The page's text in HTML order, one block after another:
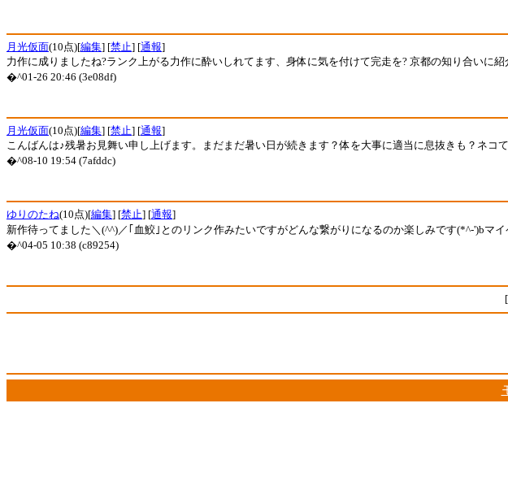
月光仮面(10点)[編集] [禁止] [通報]
力作に成りましたね?ランク上がる力作に酔いしれてます、身体に気を付けて完走を? 京都の知り合いに
�^01-26 20:46 (3e08df)
月光仮面(10点)[編集] [禁止] [通報]
こんばんは♪残暑お見舞い申し上げます。まだまだ暑い日が続きます？体を大事に適当に息抜きも？ネコ
�^08-10 19:54 (7afddc)
ゆりのたね(10点)[編集] [禁止] [通報]
新作待ってました＼(^^)／｢血鮫｣とのリンク作みたいですがどんな繋がりになるのか楽しみです(*^-')bマ
�^04-05 10:38 (c89254)